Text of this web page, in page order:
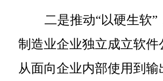
二是推动“以硬生软”
制造业企业独立成立软
从面向企业内部使用到